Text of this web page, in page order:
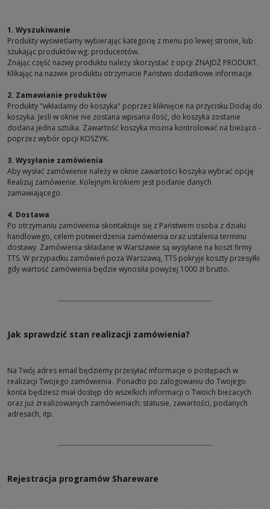
1. Wyszukiwanie
Produkty wyświetlamy wybierając kategorię z menu po lewej stronie, lub
szukając produktów wg. producentów.
Znając część nazwy produktu należy skorzystać z opcji ZNAJDŹ PRODUKT.
Klikając na nazwie produktu otrzymacie Państwo dodatkowe informacje.
2. Zamawianie produktów
Produkty "wkładamy do koszyka" poprzez kliknięcie na przycisku Dodaj do
koszyka. Jeśli w oknie nie zostana wpisana ilość, do koszyka zostanie
dodana jedna sztuka. Zawartość koszyka można kontrolować na bieżąco -
poprzez wybór opcji KOSZYK.
3. Wysyłanie zamówienia
Aby wysłać zamówienie należy w oknie zawartości koszyka wybrać opcję
Realizuj zamówienie. Kolejnym krokiem jest podanie danych
zamawiającego.
4. Dostawa
Po otrzymaniu zamówienia skontaktuje się z Państwem osoba z działu
handlowego, celem potwierdzenia zamówienia oraz ustalenia terminu
dostawy. Zamówienia składane w Warszawie są wysyłane na koszt firmy
TTS. W przypadku zamówień poza Warszawą, TTS pokryje koszty przesyłki
gdy wartość zamówienia będzie wynosiła powyżej 1000 zł brutto.
Jak sprawdzić stan realizacji zamówienia?
Na Twój adres email będziemy przesyłać informacje o postępach w
realizacji Twojego zamówienia. Ponadto po zalogowaniu do Twojego
konta będziesz miał dostęp do wszelkich informacji o Twoich bieżacych
oraz już zrealizowanych zamówieniach: statusie, zawartości, podanych
adresach, itp.
Rejestracja programów Shareware